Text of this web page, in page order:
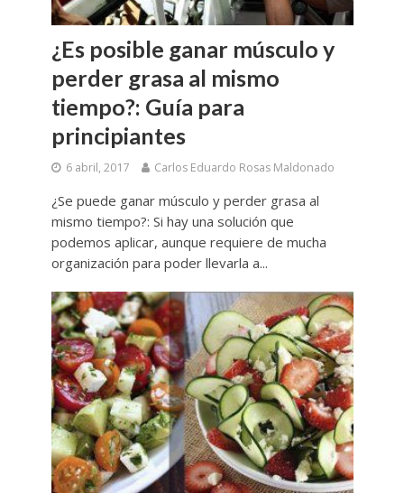
¿Es posible ganar músculo y
perder grasa al mismo
tiempo?: Guía para
principiantes
6 abril, 2017 Carlos Eduardo Rosas Maldonado
¿Se puede ganar músculo y perder grasa al
mismo tiempo?: Si hay una solución que
podemos aplicar, aunque requiere de mucha
organización para poder llevarla a...